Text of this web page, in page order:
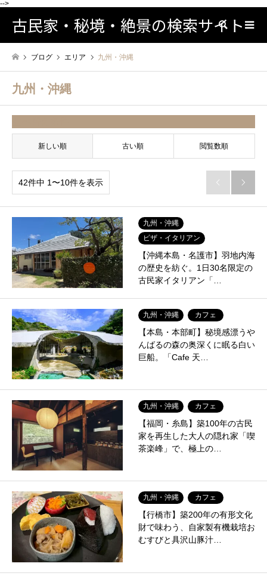
-->
古民家・秘境・絶景の検索サイト検索
ブログ エリア 九州・沖縄
九州・沖縄
新しい順 古い順 閲覧数順
42件中 1〜10件を表示  
九州・沖縄
ピザ・イタリアン
【沖縄本島・名護市】羽地内海
の歴史を紡ぐ。1日30名限定の
古民家イタリアン「…
九州・沖縄 カフェ
【本島・本部町】秘境感漂うや
んばるの森の奥深くに眠る白い
巨船。「Cafe 天…
九州・沖縄 カフェ
【福岡・糸島】築100年の古民
家を再生した大人の隠れ家「喫
茶楽峰」で、極上の…
九州・沖縄 カフェ
【行橋市】築200年の有形文化
財で味わう、自家製有機栽培お
むすびと具沢山豚汁…